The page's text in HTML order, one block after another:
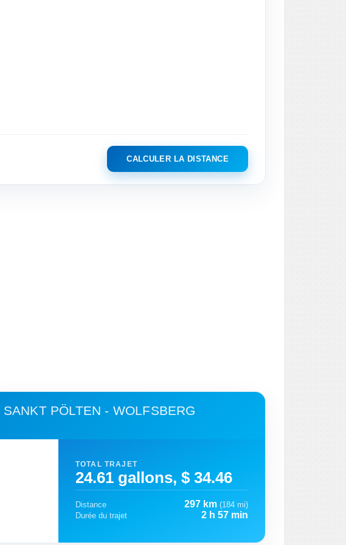
CALCULER LA DISTANCE
SANKT PÖLTEN - WOLFSBERG
TOTAL TRAJET
24.61 gallons, $ 34.46
Distance 297 km (184 mi)
Durée du trajet
2 h 57 min